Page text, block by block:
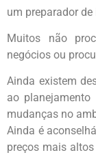
um preparador
Muitos não
negócios ou
Ainda existem
ao
mudanças no
Ainda é
preços mais